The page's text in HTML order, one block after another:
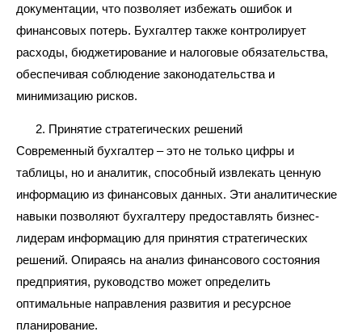
документации, что позволяет избежать ошибок и
финансовых потерь. Бухгалтер также контролирует
расходы, бюджетирование и налоговые обязательства,
обеспечивая соблюдение законодательства и
минимизацию рисков.
Принятие стратегических решений
Современный бухгалтер – это не только цифры и
таблицы, но и аналитик, способный извлекать ценную
информацию из финансовых данных. Эти аналитические
навыки позволяют бухгалтеру предоставлять бизнес-
лидерам информацию для принятия стратегических
решений. Опираясь на анализ финансового состояния
предприятия, руководство может определить
оптимальные направления развития и ресурсное
планирование.